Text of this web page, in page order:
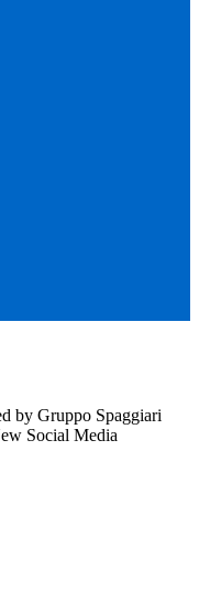
by Gruppo Spaggiari
Social Media